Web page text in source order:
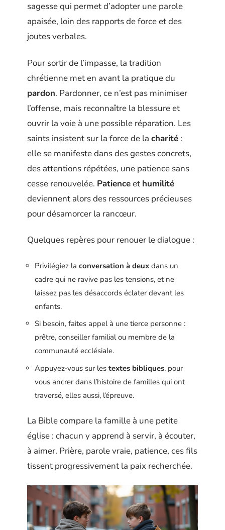
sagesse qui permet d’adopter une parole
apaisée, loin des rapports de force et des
joutes verbales.
Pour sortir de l’impasse, la tradition
chrétienne met en avant la pratique du
pardon. Pardonner, ce n’est pas minimiser
l’offense, mais reconnaître la blessure et
ouvrir la voie à une possible réparation. Les
saints insistent sur la force de la charité :
elle se manifeste dans des gestes concrets,
des attentions répétées, une patience sans
cesse renouvelée. Patienceet humilité
deviennent alors des ressources précieuses
pour désamorcer la rancœur.
Quelques repères pour renouer le dialogue :
Privilégiez la conversation à deux dans un
cadre qui ne ravive pas les tensions, et ne
laissez pas les désaccords éclater devant les
enfants.
Si besoin, faites appel à une tierce personne :
prêtre, conseiller familial ou membre de la
communauté ecclésiale.
Appuyez-vous sur les textes bibliques, pour
vous ancrer dans l’histoire de familles qui ont
traversé, elles aussi, l’épreuve.
La Bible compare la famille à une petite
église : chacun y apprend à servir, à écouter,
à aimer. Prière, parole vraie, patience, ces fils
tissent progressivement la paix recherchée.